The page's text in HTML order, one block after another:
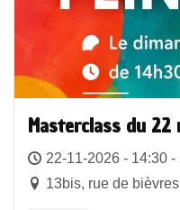
Masterclass du
22-11-2026 - 14:30
13bis, rue de